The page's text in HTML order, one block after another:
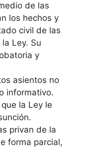
de las
los hechos y
civil de las
Ley. Su
y
asientos no
informativo.
la Ley le
privan de la
forma parcial,